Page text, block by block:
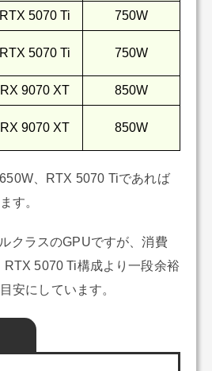
RTX 5070 Ti 750W
RTX 5070 Ti 750W
RX 9070 XT 850W
RX 9070 XT 850W
、RTX 5070 Tiであれば
す。
クラスのGPUですが、消費
RTX 5070 Ti構成より一段余裕
安にしています。